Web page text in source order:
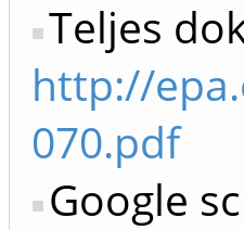
Teljes
http://
070.pdf
Google